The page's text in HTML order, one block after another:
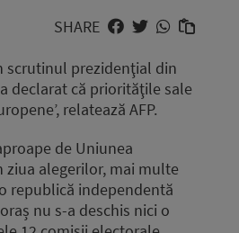
SHARE
scrutinul prezidenţial din
declarat că priorităţile sale
relatează AFP.
de Uniunea
ziua alegerilor, mai multe
republică independentă
nu s-a deschis nici o